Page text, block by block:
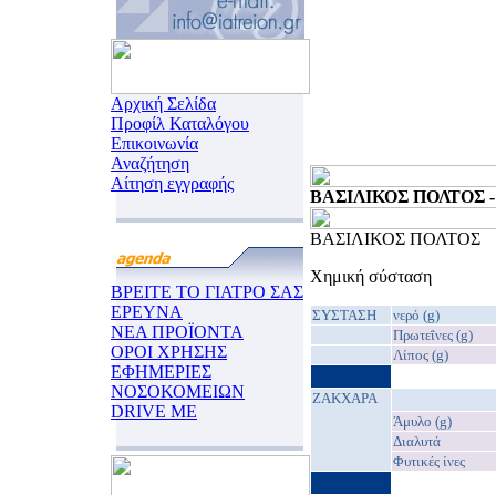
Αρχική Σελίδα
Προφίλ Καταλόγου
Επικοινωνία
Αναζήτηση
Αίτηση εγγραφής
ΒΡΕΙΤΕ ΤΟ ΓΙΑΤΡΟ ΣΑΣ
ΕΡΕΥΝΑ
ΝΕΑ ΠΡΟΪΟΝΤΑ
ΟΡΟΙ ΧΡΗΣΗΣ
ΕΦΗΜΕΡΙΕΣ
ΝΟΣΟΚΟΜΕΙΩΝ
DRIVE ME
ΒΑΣΙΛΙΚΟΣ ΠΟΛΤΟΣ -
ΒΑΣΙΛΙΚΟΣ ΠΟΛΤΟΣ
Χημική σύσταση
ΣΥΣΤΑΣΗ
νερό (g)
Πρωτεΐνες (g)
Λίπος (g)
ΖΑΚΧΑΡΑ
Άμυλο (g)
Διαλυτά
Φυτικές ίνες